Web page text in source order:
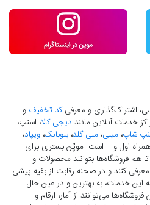
اشتراک‌گذاری و معرفیکد تخفیف و
خدمات آنلاین مانند دیجی کالا، اسنپ،
شاپ، میلی، ملی گلد، بلوبانک، ویپاد،
همراه اول و... است. موپُن بستری برای
هم فروشگاه‌ها بتوانند محصولات و
کنند و در صحنه رقابت از بقیه پیشی
این خدمات، به بهترین و در عین حال
می‌توانند از آمار، ارقام و